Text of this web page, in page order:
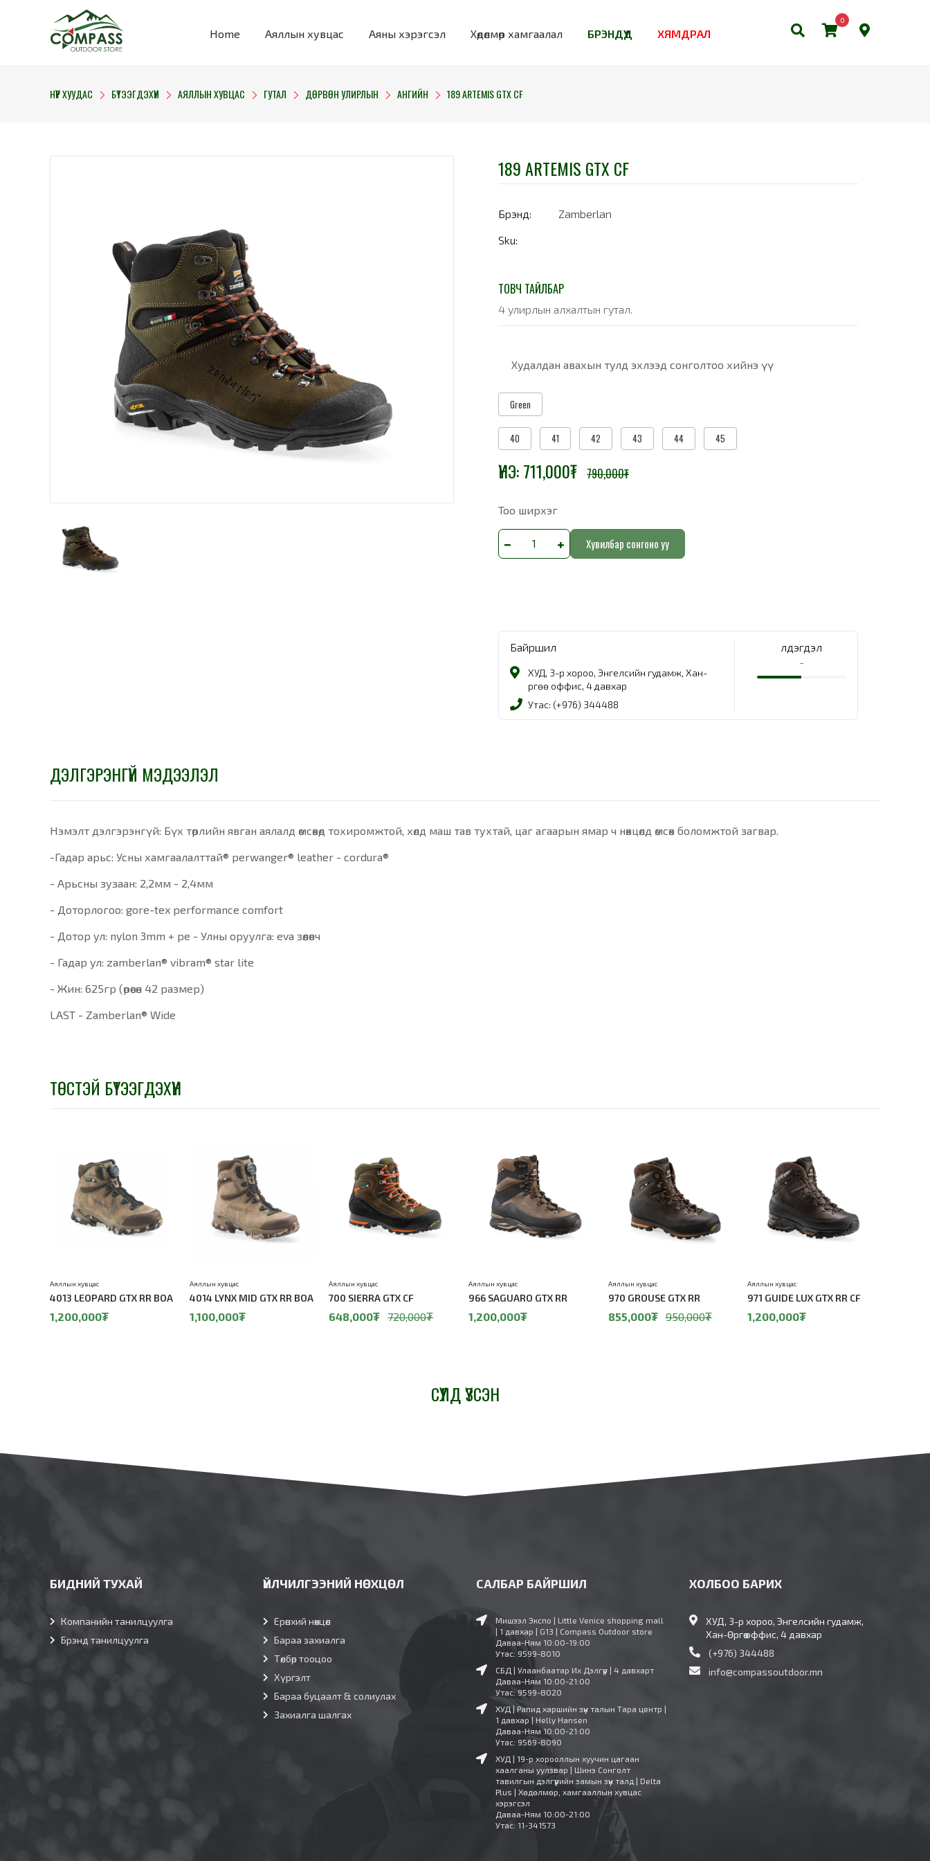
0
Home Аяллын хувцас Аяны хэрэгсэл Хөдөлмөр хамгаалал БРЭНДҮҮД ХЯМДРАЛ
НҮҮР ХУУДАС БҮТЭЭГДЭХҮҮН АЯЛЛЫН ХУВЦАС ГУТАЛ ДӨРВӨН УЛИРЛЫН АНГИЙН 189 ARTEMIS GTX CF
189 ARTEMIS GTX CF
Брэнд:
Zamberlan
Sku:
ТОВЧ ТАЙЛБАР
4 улирлын алхалтын гутал.
Худалдан авахын тулд эхлээд сонголтоо хийнэ үү
Green
40 41 42 43 44 45
ҮНЭ:711,000₮ 790,000₮
Тоо ширхэг
Хувилбар сонгоно уу
Байршил
ХУД, 3-р хороо, Энгелсийн гудамж, Хан-
Өргөө оффис, 4 давхар
Утас: (+976) 344488
Үлдэгдэл
-
ДЭЛГЭРЭНГҮЙ МЭДЭЭЛЭЛ
Нэмэлт дэлгэрэнгүй: Бүх төрлийн явган аялалд өмсөхөд тохиромжтой, хөлд маш тав тухтай, цаг агаарын ямар ч нөхцөлд өмсөх боломжтой загвар.
-Гадар арьс: Усны хамгаалалттай® perwanger® leather - cordura®
- Арьсны зузаан: 2,2мм - 2,4мм
- Доторлогоо: gore-tex performance comfort
- Дотор ул: nylon 3mm + pe - Улны оруулга: eva зөөлөвч
- Гадар ул: zamberlan® vibram® star lite
- Жин: 625гр (өрөөсөн 42 размер)
LAST - Zamberlan® Wide
ТӨСТЭЙ БҮТЭЭГДЭХҮҮН
4013 LEOPARD GTX RR BOA
Аяллын хувцас
1,200,000₮
4014 LYNX MID GTX RR BOA
Аяллын хувцас
1,100,000₮
700 SIERRA GTX CF
Аяллын хувцас
648,000₮ 720,000₮
966 SAGUARO GTX RR
Аяллын хувцас
1,200,000₮
970 GROUSE GTX RR
Аяллын хувцас
855,000₮ 950,000₮
971 GUIDE LUX GTX RR CF
Аяллын хувцас
1,200,000₮
СҮҮЛД ҮЗСЭН
БИДНИЙ ТУХАЙ
Компанийн танилцуулга
Брэнд танилцуулга
ҮЙЛЧИЛГЭЭНИЙ НӨХЦӨЛ
Ерөнхий нөхцөл
Бараа захиалга
Төлбөр тооцоо
Хүргэлт
Бараа буцаалт & солиулах
Захиалга шалгах
САЛБАР БАЙРШИЛ
Мишээл Экспо | Little Venice shopping mall
| 1 давхар | G13 | Compass Outdoor store
Даваа-Ням 10:00-19:00
Утас: 9599-8010
СБД | Улаанбаатар Их Дэлгүүр | 4 давхарт
Даваа-Ням 10:00-21:00
Утас: 9599-8020
ХУД | Рапид харшийн зүүн талын Тара центр |
1 давхар | Helly Hansen
Даваа-Ням 10:00-21:00
Утас: 9569-8090
ХУД | 19-р хорооллын хуучин цагаан
хаалганы уулзвар | Шинэ Сонголт
тавилгын дэлгүүрийн замын зүүн талд | Delta
Plus | Хөдөлмөр, хамгааллын хувцас
хэрэгсэл
Даваа-Ням 10:00-21:00
Утас: 11-341573
ХОЛБОО БАРИХ
ХУД, 3-р хороо, Энгелсийн гудамж,
Хан-Өргөө оффис, 4 давхар
(+976) 344488
info@compassoutdoor.mn